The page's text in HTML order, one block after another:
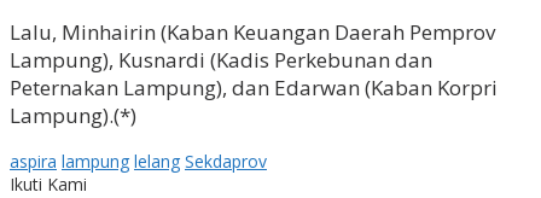
Lalu, Minhairin (Kaban Keuangan Daerah Pemprov
Lampung), Kusnardi (Kadis Perkebunan dan
Peternakan Lampung), dan Edarwan (Kaban Korpri
Lampung).(*)
aspira lampung lelang Sekdaprov
Ikuti Kami